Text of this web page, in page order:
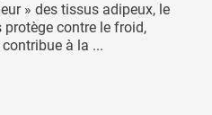
» des tissus adipeux, le
contre le froid,
à la ...